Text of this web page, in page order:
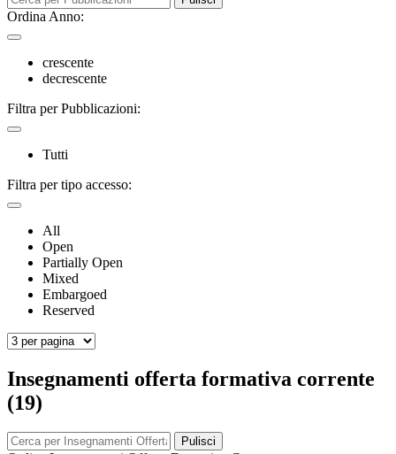
Ordina Anno:
crescente
decrescente
Filtra per Pubblicazioni:
Tutti
Filtra per tipo accesso:
All
Open
Partially Open
Mixed
Embargoed
Reserved
Insegnamenti offerta formativa corrente
(19)
Pulisci